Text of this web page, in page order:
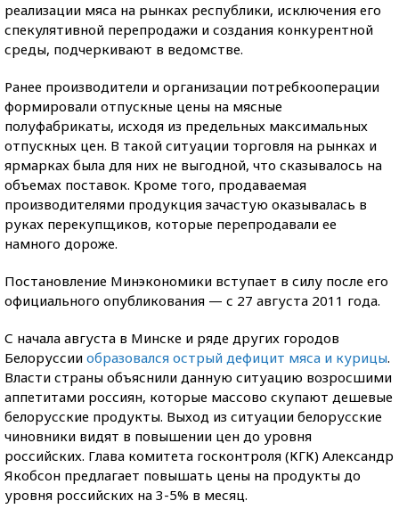
реализации мяса на рынках республики, исключения его
спекулятивной перепродажи и создания конкурентной
среды, подчеркивают в ведомстве.
Ранее производители и организации потребкооперации
формировали отпускные цены на мясные
полуфабрикаты, исходя из предельных максимальных
отпускных цен. В такой ситуации торговля на рынках и
ярмарках была для них не выгодной, что сказывалось на
объемах поставок. Кроме того, продаваемая
производителями продукция зачастую оказывалась в
руках перекупщиков, которые перепродавали ее
намного дороже.
Постановление Минэкономики вступает в силу после его
официального опубликования — с 27 августа 2011 года.
С начала августа в Минске и ряде других городов
Белоруссии образовался острый дефицит мяса и курицы.
Власти страны объяснили данную ситуацию возросшими
аппетитами россиян, которые массово скупают дешевые
белорусские продукты. Выход из ситуации белорусские
чиновники видят в повышении цен до уровня
российских. Глава комитета госконтроля (КГК) Александр
Якобсон предлагает повышать цены на продукты до
уровня российских на 3-5% в месяц.